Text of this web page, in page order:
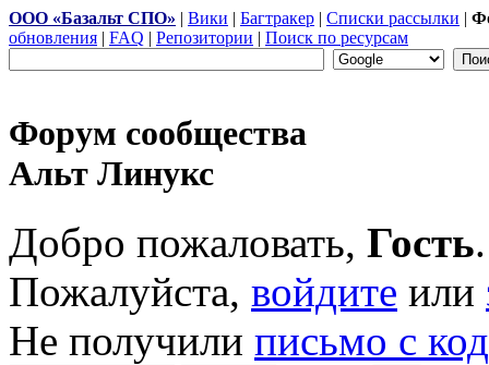
ООО «Базальт СПО» | Вики | Багтракер | Списки рассылки |
обновления | FAQ | Репозитории | Поиск по ресурсам
Форум сообщества
Альт Линукс
Добро пожаловать, Гость.
Пожалуйста, войдите или
Не получили письмо с